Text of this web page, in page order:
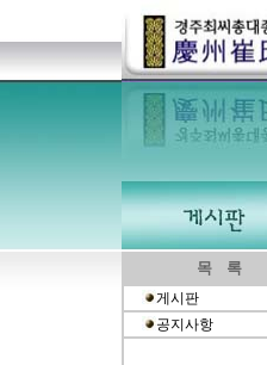
목 록
게시판
공지사항